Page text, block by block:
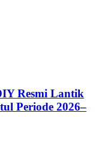
Resmi Lantik
Periode 2026–